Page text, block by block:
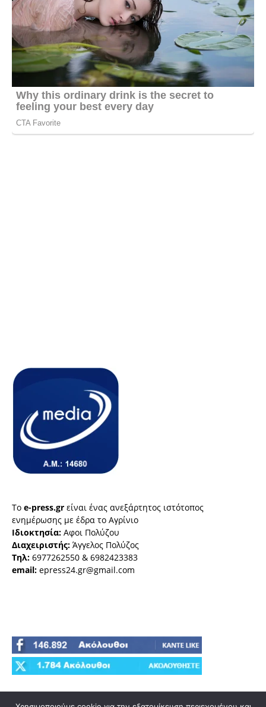
Το e-press.gr είναι ένας ανεξάρτητος ιστότοπος
ενημέρωσης με έδρα το Αγρίνιο
Ιδιοκτησία: Αφοι Πολύζου
Διαχειριστής: Άγγελος Πολύζος
Τηλ: 6977262550 & 6982423383
email: epress24.gr@gmail.com